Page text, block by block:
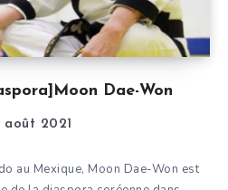
Dae-Won
août 2021
au Mexique, Moon Dae-Won est